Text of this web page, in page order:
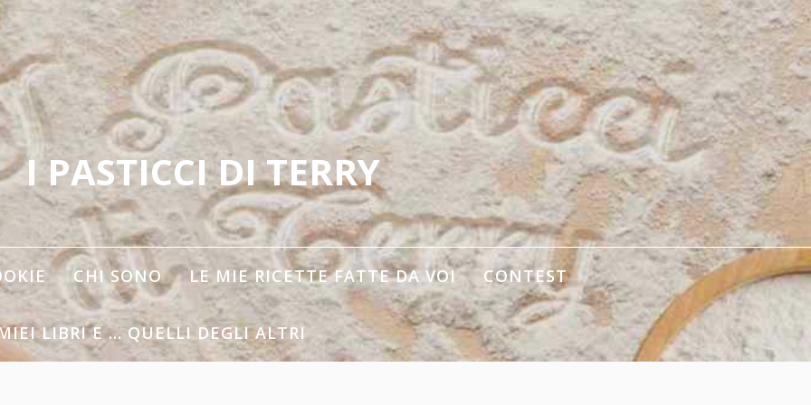
I PASTICCI DI TERRY
CHI SONO LE MIE RICETTE FATTE DA VOI CONTEST
LIBRI E … QUELLI DEGLI ALTRI